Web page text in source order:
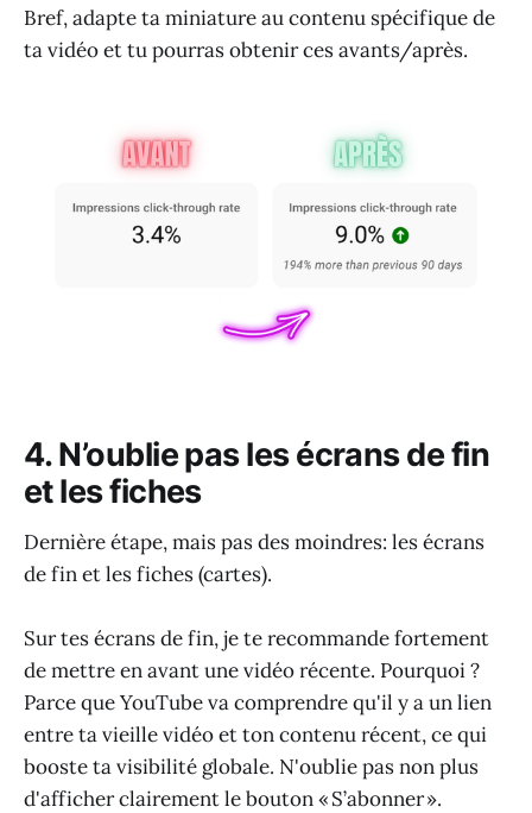
Bref, adapte ta miniature au contenu spécifique de
ta vidéo et tu pourras obtenir ces avants/après.
4. N’oublie pas les écrans de fin
et les fiches
Dernière étape, mais pas des moindres: les écrans
de fin et les fiches (cartes).
Sur tes écrans de fin, je te recommande fortement
de mettre en avant une vidéo récente. Pourquoi ?
Parce que YouTube va comprendre qu'il y a un lien
entre ta vieille vidéo et ton contenu récent, ce qui
booste ta visibilité globale. N'oublie pas non plus
d'afficher clairement le bouton « S’abonner ».